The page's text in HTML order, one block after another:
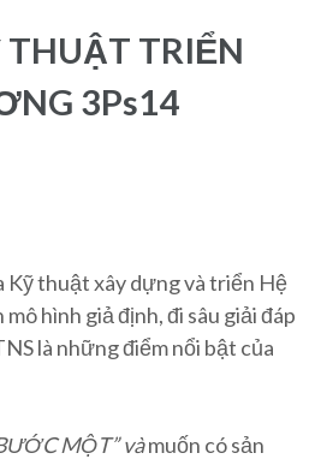
TRIỂN
3Ps14
Kỹ thuật xây dựng và triển Hệ
hình giả định, đi sâu giải đáp
là những điểm nổi bật của
MỘT” vàmuốn có sản